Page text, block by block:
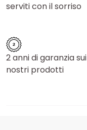
serviti con il sorriso
2 anni di garanzia sui
nostri prodotti